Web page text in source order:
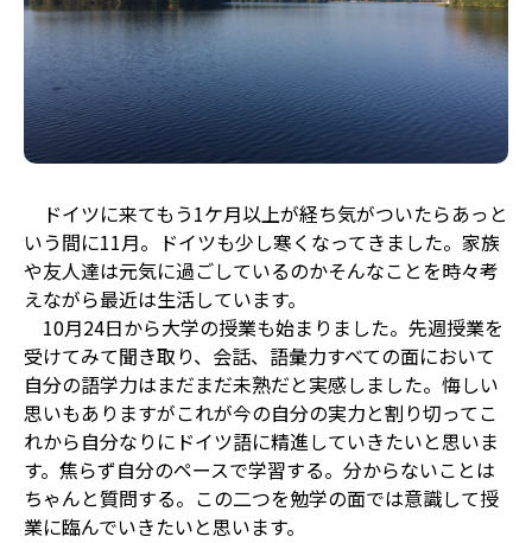
ドイツに来てもう1ケ月以上が経ち気がついたらあっと
いう間に11月。ドイツも少し寒くなってきました。家族
や友人達は元気に過ごしているのかそんなことを時々考
えながら最近は生活しています。
10月24日から大学の授業も始まりました。先週授業を
受けてみて聞き取り、会話、語彙力すべての面において
自分の語学力はまだまだ未熟だと実感しました。悔しい
思いもありますがこれが今の自分の実力と割り切ってこ
れから自分なりにドイツ語に精進していきたいと思いま
す。焦らず自分のペースで学習する。分からないことは
ちゃんと質問する。この二つを勉学の面では意識して授
業に臨んでいきたいと思います。